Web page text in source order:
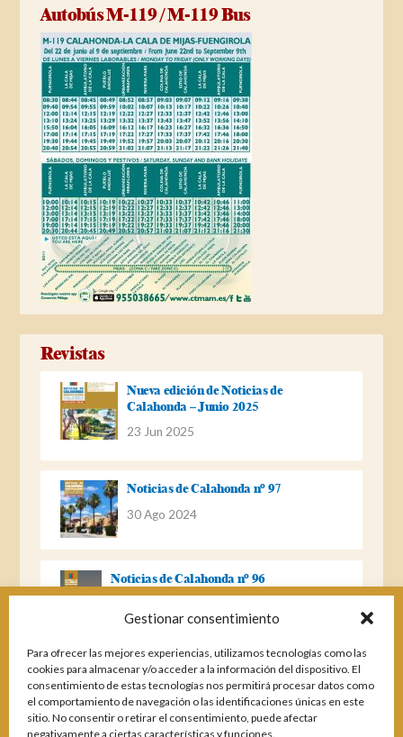
Gestionar consentimiento
Para ofrecer las mejores experiencias, utilizamos tecnologías como las
cookies para almacenar y/o acceder a la información del dispositivo. El
consentimiento de estas tecnologías nos permitirá procesar datos como
el comportamiento de navegación o las identificaciones únicas en este
sitio. No consentir o retirar el consentimiento, puede afectar
negativamente a ciertas características y funciones.
Autobús M-119 / M-119 Bus
Revistas
Nueva edición de Noticias de
Calahonda – Junio 2025
23 Jun 2025
Noticias de Calahonda nº 97
30 Ago 2024
Noticias de Calahonda nº 96
Noticias de Calahonda Nº 95
04 Ene 2023